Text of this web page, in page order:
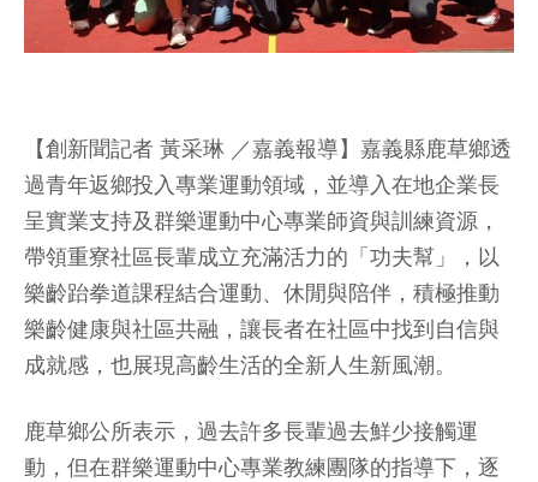
【創新聞記者 黃采琳 ／嘉義報導】嘉義縣鹿草鄉透
過青年返鄉投入專業運動領域，並導入在地企業長
呈實業支持及群樂運動中心專業師資與訓練資源，
帶領重寮社區長輩成立充滿活力的「功夫幫」，以
樂齡跆拳道課程結合運動、休閒與陪伴，積極推動
樂齡健康與社區共融，讓長者在社區中找到自信與
成就感，也展現高齡生活的全新人生新風潮。
鹿草鄉公所表示，過去許多長輩過去鮮少接觸運
動，但在群樂運動中心專業教練團隊的指導下，逐